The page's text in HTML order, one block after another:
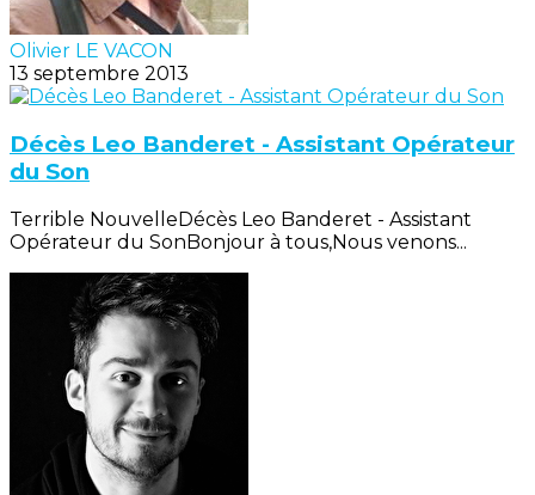
Olivier LE VACON
13 septembre 2013
Décès Leo Banderet - Assistant Opérateur
du Son
Terrible NouvelleDécès Leo Banderet - Assistant
Opérateur du SonBonjour à tous,Nous venons...